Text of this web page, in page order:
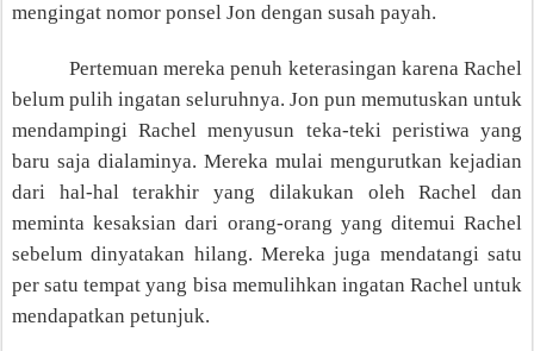
mengingat nomor ponsel Jon dengan susah payah.
Pertemuan mereka penuh keterasingan karena Rachel
belum pulih ingatan seluruhnya. Jon pun memutuskan untuk
mendampingi Rachel menyusun teka-teki peristiwa yang
baru saja dialaminya. Mereka mulai mengurutkan kejadian
dari hal-hal terakhir yang dilakukan oleh Rachel dan
meminta kesaksian dari orang-orang yang ditemui Rachel
sebelum dinyatakan hilang. Merekajuga mendatangi satu
per satu tempat yang bisa memulihkan ingatan Rachel untuk
mendapatkan petunjuk.